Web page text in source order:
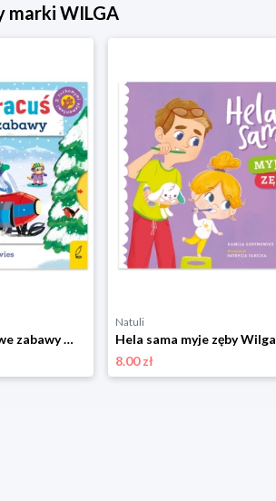
marki WILGA
Miś Pracuś. Zimowe zabawy Wilga
Natuli
Hela sama myje zęby Wilga
8.00 zł